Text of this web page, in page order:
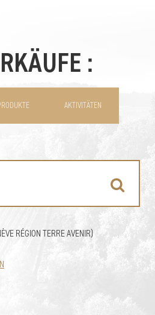
:
AKTIVITÄTEN
RÉGION TERRE AVENIR)